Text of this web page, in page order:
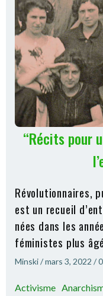
“Récits pour
Révolutionnaires,
est un recueil
nées dans les
féministes plus
Minski/mars 3, 2022 /0
Activisme